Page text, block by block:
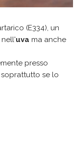
(E334), un
uva ma anche
presso
se lo